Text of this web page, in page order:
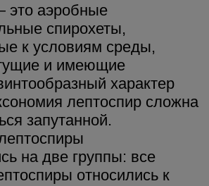
это аэробные
спирохеты,
к условиям среды,
и имеющие
характер
лептоспир сложна
запутанной.
на две группы: все
относились к